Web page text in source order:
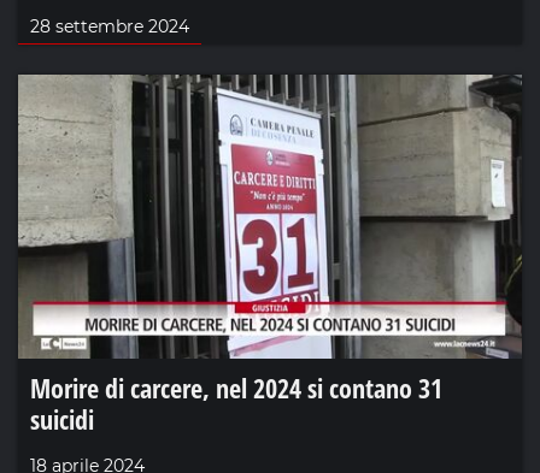
28 settembre 2024
Morire di carcere, nel 2024 si contano 31
suicidi
18 aprile 2024